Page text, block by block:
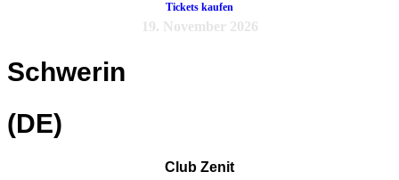
Tickets kaufen
19. November 2026
Schwerin
(DE)
Club Zenit